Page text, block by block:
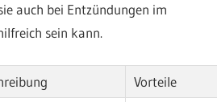
auch bei Entzündungen im
sein kann.
Vorteile